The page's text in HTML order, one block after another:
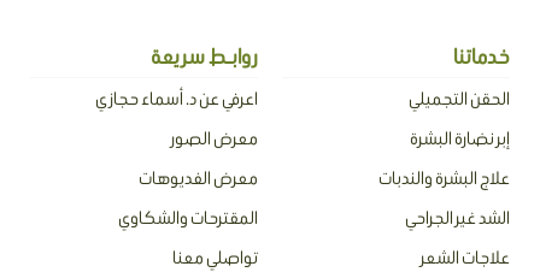
a
a
tخدماتنا
الحقن التجميلي
إبر نضارة البشرة
علاج البشرة والندبات
الشد غير الجراحي
علاجات الشعر
روابـط سريعة
اعرفي عن د. أسماء حجازي
معرض الصور
معرض الفديوهات
المقترحات والشكاوي
تواصلي معنا